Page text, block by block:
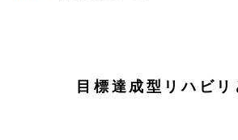
⽬標達成型リハビリ